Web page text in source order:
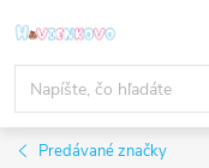
na
obsah
Predávané značky